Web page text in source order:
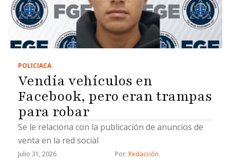
POLICIACA
Vendía vehículos en
Facebook, pero eran trampas
para robar
Se le relaciona con la publicación de anuncios de
venta en la red social
Julio 31, 2026 Por: Redacción